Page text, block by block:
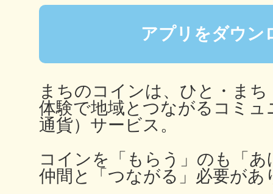
アプリをダウン
まちのコインは、ひと・ま
体験で地域とつながるコミュ
通貨）サービス。
コインを「もらう」のも「
仲間と「つながる」必要があ
日置
高知市
シモキ